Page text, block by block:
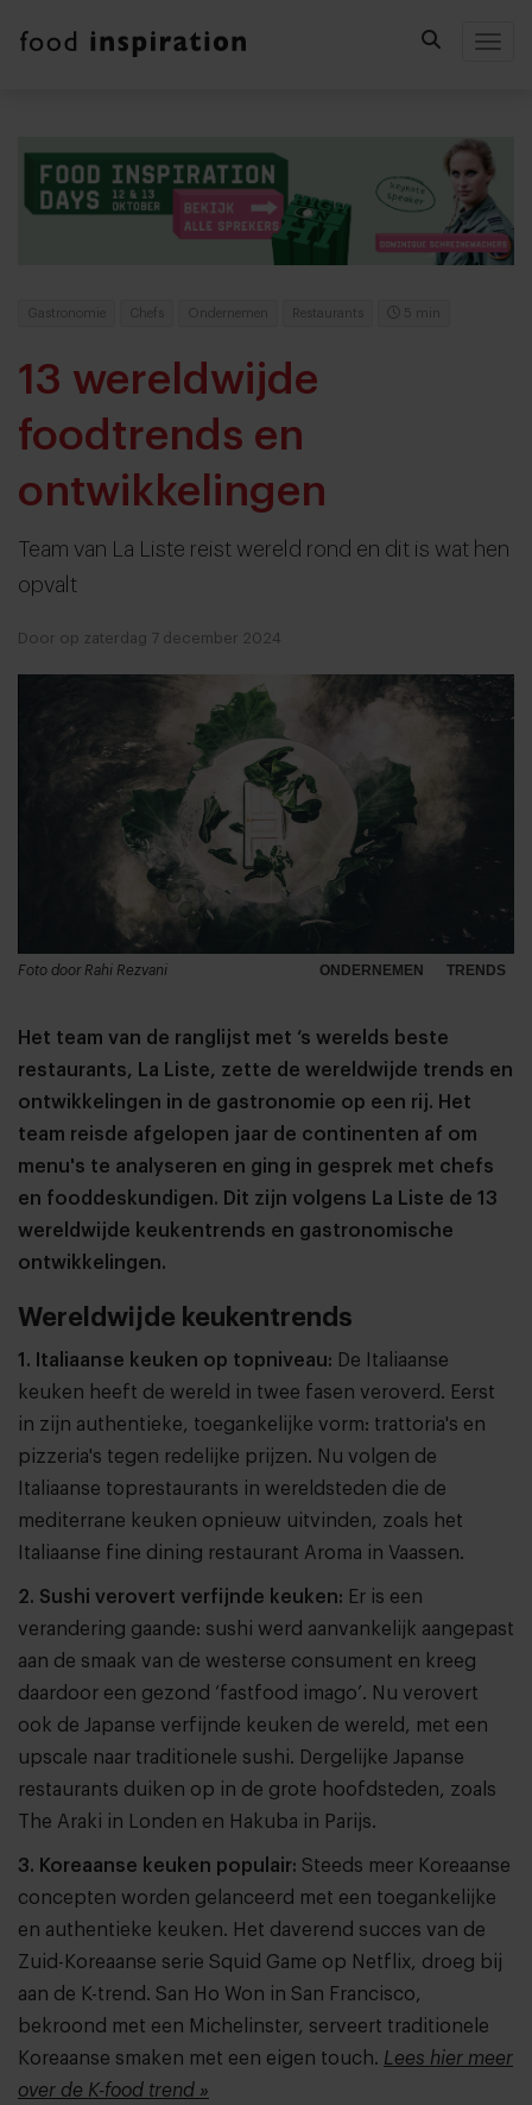
Gastronomie Chefs Ondernemen Restaurants 5 min
13 wereldwijde
foodtrends en
ontwikkelingen
Team van La Liste reist wereld rond en dit is wat hen
opvalt
Door op zaterdag 7 december 2024
ONDERNEMEN TRENDS
Foto door Rahi Rezvani
Het team van de ranglijst met ‘s werelds beste
restaurants, La Liste, zette de wereldwijde trends en
ontwikkelingen in de gastronomie op een rij. Het
team reisde afgelopen jaar de continenten af om
menu's te analyseren en ging in gesprek met chefs
en fooddeskundigen. Dit zijn volgens La Liste de 13
wereldwijde keukentrends en gastronomische
ontwikkelingen.
Wereldwijde keukentrends
1. Italiaanse keuken op topniveau: De Italiaanse
keuken heeft de wereld in twee fasen veroverd. Eerst
in zijn authentieke, toegankelijke vorm: trattoria's en
pizzeria's tegen redelijke prijzen. Nu volgen de
Italiaanse toprestaurants in wereldsteden die de
mediterrane keuken opnieuw uitvinden, zoals het
Italiaanse fine dining restaurant Aroma in Vaassen.
2. Sushi verovert verfijnde keuken: Er is een
verandering gaande: sushi werd aanvankelijk aangepast
aan de smaak van de westerse consument en kreeg
daardoor een gezond ‘fastfood imago’. Nu verovert
ook de Japanse verfijnde keuken de wereld, met een
upscale naar traditionele sushi. Dergelijke Japanse
restaurants duiken op in de grote hoofdsteden, zoals
The Araki in Londen en Hakuba in Parijs.
3. Koreaanse keuken populair: Steeds meer Koreaanse
concepten worden gelanceerd met een toegankelijke
en authentieke keuken. Het daverend succes van de
Zuid-Koreaanse serie Squid Game op Netflix, droeg bij
aan de K-trend. San Ho Won in San Francisco,
bekroond met een Michelinster, serveert traditionele
Koreaanse smaken met een eigen touch. Lees hier meer
over de K-food trend »